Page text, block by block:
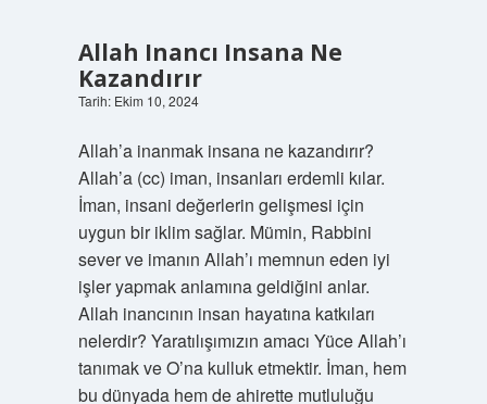
Allah Inancı Insana Ne
Kazandırır
Tarih: Ekim 10, 2024
Allah’a inanmak insana ne kazandırır?
Allah’a (cc) iman, insanları erdemli kılar.
İman, insani değerlerin gelişmesi için
uygun bir iklim sağlar. Mümin, Rabbini
sever ve imanın Allah’ı memnun eden iyi
işler yapmak anlamına geldiğini anlar.
Allah inancının insan hayatına katkıları
nelerdir? Yaratılışımızın amacı Yüce Allah’ı
tanımak ve O’na kulluk etmektir. İman, hem
bu dünyada hem de ahirette mutluluğu